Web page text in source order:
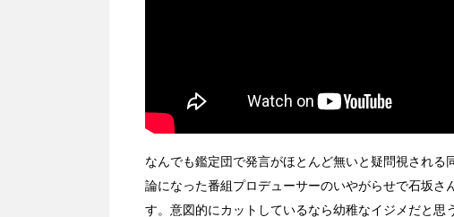
なんでも鑑定団で発言がほとんど無いと疑問視され
論になった番組プロデューサーのいやがらせで石坂
す。意図的にカットしているなら幼稚なイジメだと